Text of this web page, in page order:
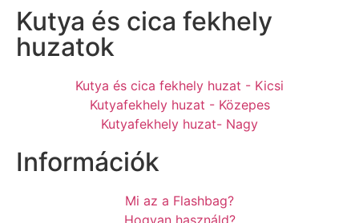
Kutya és cica fekhely
huzatok
Kutya és cica fekhely huzat - Kicsi
Kutyafekhely huzat - Közepes
Kutyafekhely huzat- Nagy
Információk
Mi az a Flashbag?